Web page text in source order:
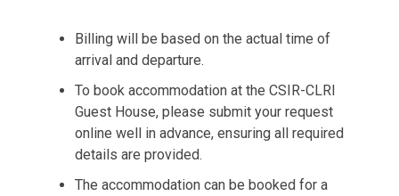
Billing will be based on the actual time of
arrival and departure.
To book accommodation at the CSIR-CLRI
Guest House, please submit your request
online well in advance, ensuring all required
details are provided.
The accommodation can be booked for a